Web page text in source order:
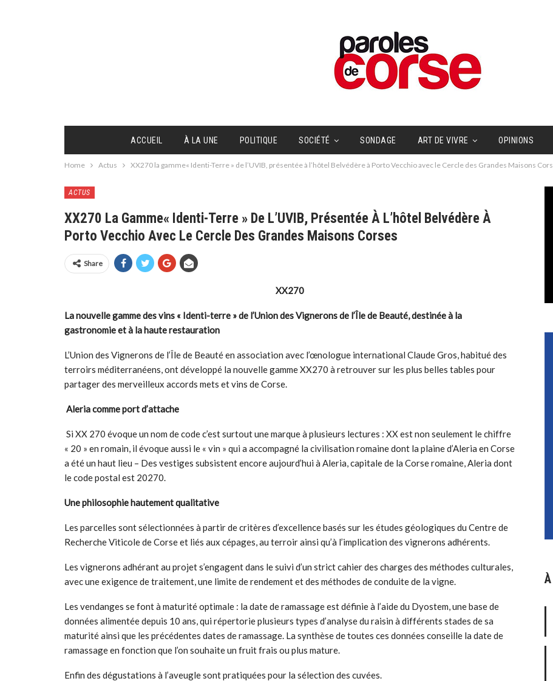
ACCUEIL À LA UNE POLITIQUE SOCIÉTÉ SONDAGE ART DE VIVRE OPINIONS
Home Actus XX270 la gamme« Identi-Terre » de l’UVIB, présentée à l’hôtel Belvédère à Porto Vecchio avec le Cercle des Grandes Maisons
ACTUS
XX270 La Gamme« Identi-Terre » De L’UVIB, Présentée À L’hôtel Belvédère À
Porto Vecchio Avec Le Cercle Des Grandes Maisons Corses
Share
XX270
La nouvelle gamme des vins « Identi-terre » de l’Union des Vignerons de l’Île de Beauté, destinée à la
gastronomie et à la haute restauration
L’Union des Vignerons de l’Île de Beauté en association avec l’œnologue international Claude Gros, habitué des
terroirs méditerranéens, ont développé la nouvelle gamme XX270 à retrouver sur les plus belles tables pour
partager des merveilleux accords mets et vins de Corse.
Aleria comme port d’attache
Si XX 270 évoque un nom de code c’est surtout une marque à plusieurs lectures : XX est non seulement le chiffre
« 20 » en romain, il évoque aussi le « vin » qui a accompagné la civilisation romaine dont la plaine d’Aleria en Corse
a été un haut lieu – Des vestiges subsistent encore aujourd’hui à Aleria, capitale de la Corse romaine, Aleria dont
le code postal est 20270.
Une philosophie hautement qualitative
Les parcelles sont sélectionnées à partir de critères d’excellence basés sur les études géologiques du Centre de
Recherche Viticole de Corse et liés aux cépages, au terroir ainsi qu’à l’implication des vignerons adhérents.
Les vignerons adhérant au projet s’engagent dans le suivi d’un strict cahier des charges des méthodes culturales,
avec une exigence de traitement, une limite de rendement et des méthodes de conduite de la vigne.
Les vendanges se font à maturité optimale : la date de ramassage est définie à l’aide du Dyostem, une base de
données alimentée depuis 10 ans, qui répertorie plusieurs types d’analyse du raisin à différents stades de sa
maturité ainsi que les précédentes dates de ramassage. La synthèse de toutes ces données conseille la date de
ramassage en fonction que l’on souhaite un fruit frais ou plus mature.
Enfin des dégustations à l’aveugle sont pratiquées pour la sélection des cuvées.